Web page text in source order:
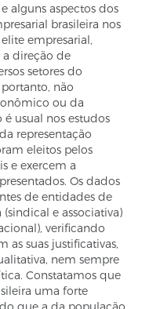
alguns aspectos dos
brasileira nos
empresarial,
direção de
setores do
não
ou da
usual nos estudos
representação
eleitos pelos
e exercem a
Os dados
de entidades de
e associativa)
verificando
as suas justificativas,
nem sempre
Constatamos que
uma forte
que a da população